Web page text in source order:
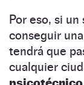
Por eso, si
conseguir
tendrá que
cualquier